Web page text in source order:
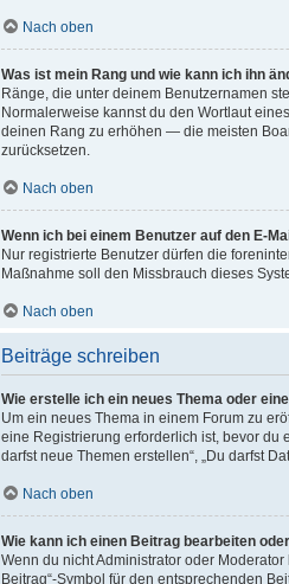
Nach oben
Was ist mein Rang und wie kann ich ihn
Ränge, die unter deinem Benutzernamen
Normalerweise kannst du den Wortlaut
deinen Rang zu erhöhen — die meisten
zurücksetzen.
Nach oben
Wenn ich bei einem Benutzer auf den E-
Nur registrierte Benutzer dürfen die
Maßnahme soll den Missbrauch dieses
Nach oben
Beiträge schreiben
Wie erstelle ich ein neues Thema oder
Um ein neues Thema in einem Forum zu
eine Registrierung erforderlich ist, bevor du
darfst neue Themen erstellen“, „Du darfst
Nach oben
Wie kann ich einen Beitrag bearbeiten
Wenn du nicht Administrator oder
Beitrag“-Symbol für den entsprechenden